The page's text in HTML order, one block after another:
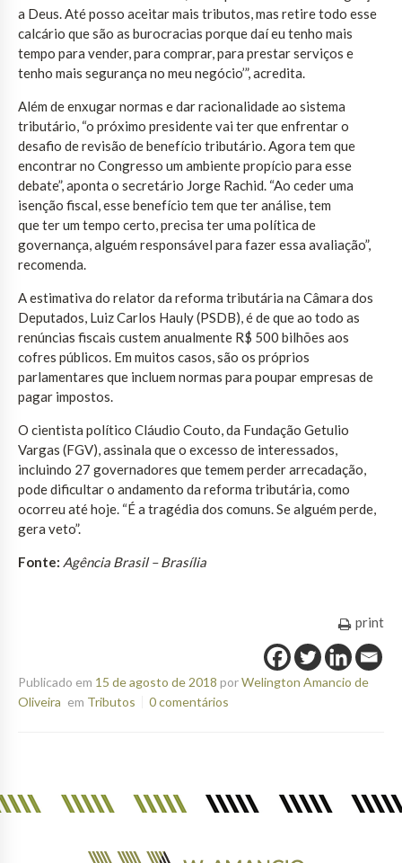
a Deus. Até posso aceitar mais tributos, mas retire todo esse
calcário que são as burocracias porque daí eu tenho mais
tempo para vender, para comprar, para prestar serviços e
tenho mais segurança no meu negócio’”, acredita.
Além de enxugar normas e dar racionalidade ao sistema
tributário, “o próximo presidente vai ter que enfrentar o
desafio de revisão de benefício tributário. Agora tem que
encontrar no Congresso um ambiente propício para esse
debate”, aponta o secretário Jorge Rachid. “Ao ceder uma
isenção fiscal, esse benefício tem que ter análise, tem
que ter um tempo certo, precisa ter uma política de
governança, alguém responsável para fazer essa avaliação”,
recomenda.
A estimativa do relator da reforma tributária na Câmara dos
Deputados, Luiz Carlos Hauly (PSDB), é de que ao todo as
renúncias fiscais custem anualmente R$ 500 bilhões aos
cofres públicos. Em muitos casos, são os próprios
parlamentares que incluem normas para poupar empresas de
pagar impostos.
O cientista político Cláudio Couto, da Fundação Getulio
Vargas (FGV), assinala que o excesso de interessados,
incluindo 27 governadores que temem perder arrecadação,
pode dificultar o andamento da reforma tributária, como
ocorreu até hoje. “É a tragédia dos comuns. Se alguém perde,
gera veto”.
Fonte: Agência Brasil – Brasília
print
Publicado em 15 de agosto de 2018 porWelington Amancio de
Oliveira em Tributos 0 comentários